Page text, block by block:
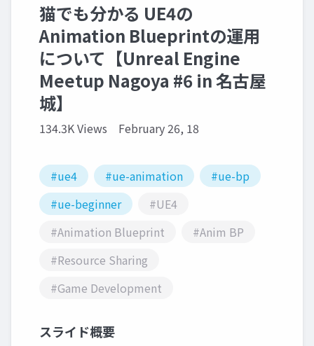
猫でも分かる UE4の
Animation Blueprintの運用
について【Unreal Engine
Meetup Nagoya #6 in 名古屋
城】
134.3K Views February 26, 18
#ue4 #ue-animation
#ue-bp
#ue-beginner
#UE4
#Animation Blueprint
#Anim BP
#Resource Sharing
#Game Development
スライド概要